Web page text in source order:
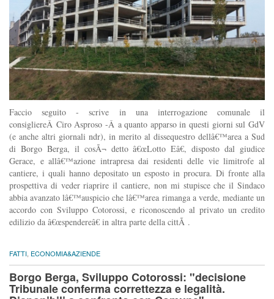
Faccio seguito - scrive in una interrogazione comunale il
consigliereÂ Ciro Asproso -Â a quanto apparso in questi giorni sul GdV
(e anche altri giornali ndr), in merito al dissequestro dellâ€™area a Sud
di Borgo Berga, il cosÃ¬ detto â€œLotto Eâ€, disposto dal giudice
Gerace, e allâ€™azione intrapresa dai residenti delle vie limitrofe al
cantiere, i quali hanno depositato un esposto in procura. Di fronte alla
prospettiva di veder riaprire il cantiere, non mi stupisce che il Sindaco
abbia avanzato lâ€™auspicio che lâ€™area rimanga a verde, mediante un
accordo con Sviluppo Cotorossi, e riconoscendo al privato un credito
edilizio da â€œspendereâ€ in altra parte della cittÃ .
FATTI ECONOMIA&AZIENDE
Borgo Berga, Sviluppo Cotorossi: "decisione
Tribunale conferma correttezza e legalità.